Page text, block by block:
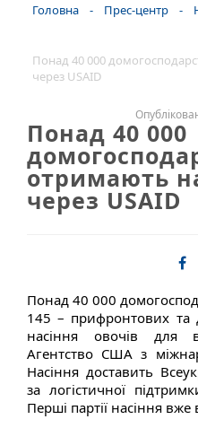
Головна - Прес-центр -
Понад 40 000
через USAID
Понад 40 000
отримають
через USAID
Понад 40 000
145 – прифронтових та
насіння овочів для
Агентство США з
Насіння доставить
за логістичної
Перші партії насіння вже